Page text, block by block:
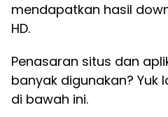
mendapatkan hasil
HD.
Penasaran situs dan
banyak digunakan? Yuk
di bawah ini.